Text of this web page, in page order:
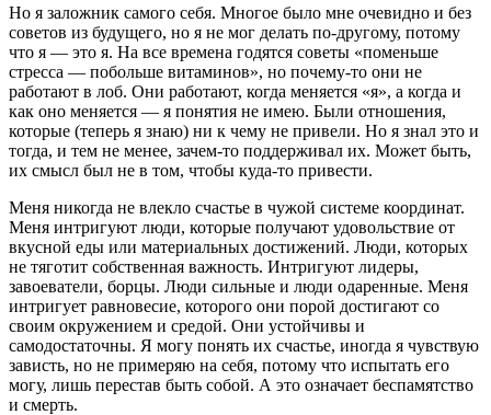
Но я заложник самого себя. Многое было мне очевидно и без
советов из будущего, но я не мог делать по-другому, потому
что я — это я. На все времена годятся советы «поменьше
стресса — побольше витаминов», но почему-то они не
работают в лоб. Они работают, когда меняется «я», а когда и
как оно меняется — я понятия не имею. Были отношения,
которые (теперь я знаю) ни к чему не привели. Но я знал это и
тогда, и тем не менее, зачем-то поддерживал их. Может быть,
их смысл был не в том, чтобы куда-то привести.
Меня никогда не влекло счастье в чужой системе координат.
Меня интригуют люди, которые получают удовольствие от
вкусной еды или материальных достижений. Люди, которых
не тяготит собственная важность. Интригуют лидеры,
завоеватели, борцы. Люди сильные и люди одаренные. Меня
интригует равновесие, которого они порой достигают со
своим окружением и средой. Они устойчивы и
самодостаточны. Я могу понять их счастье, иногда я чувствую
зависть, но не примеряю на себя, потому что испытать его
могу, лишь перестав быть собой. А это означает беспамятство
и смерть.